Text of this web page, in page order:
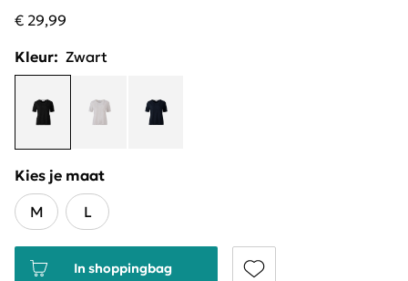
€ 29,99
Kleur: Zwart
Kies je maat
M
L
In shoppingbag